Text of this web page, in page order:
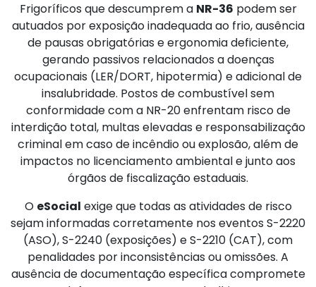
Frigoríficos que descumprem a NR-36 podem ser
autuados por exposição inadequada ao frio, ausência
de pausas obrigatórias e ergonomia deficiente,
gerando passivos relacionados a doenças
ocupacionais (LER/DORT, hipotermia) e adicional de
insalubridade. Postos de combustível sem
conformidade com a NR-20 enfrentam risco de
interdição total, multas elevadas e responsabilização
criminal em caso de incêndio ou explosão, além de
impactos no licenciamento ambiental e junto aos
órgãos de fiscalização estaduais.
O eSocial exige que todas as atividades de risco
sejam informadas corretamente nos eventos S-2220
(ASO), S-2240 (exposições) e S-2210 (CAT), com
penalidades por inconsistências ou omissões. A
ausência de documentação específica compromete